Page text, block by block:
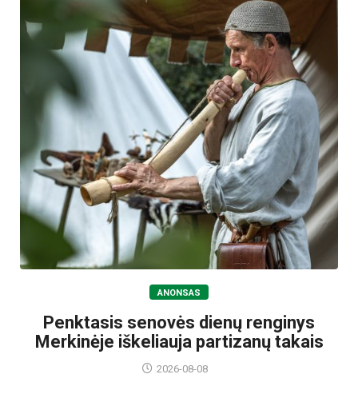
ANONSAS
Penktasis senovės dienų renginys
Merkinėje iškeliauja partizanų takais
2026-08-08